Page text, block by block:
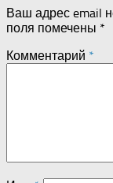
Ваш адрес email
поля помечены *
Комментарий *